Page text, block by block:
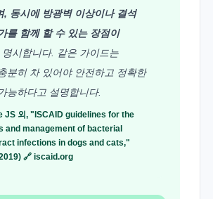
, 동시에 방광벽 이상이나 결석
를 함께 할 수 있는 장점이
명시합니다. 같은 가이드는
분히 차 있어야 안전하고 정확한
능하다고 설명합니다.
JS 외, "ISCAID guidelines for the
and management of bacterial
infections in dogs and cats,"
🔗 iscaid.org